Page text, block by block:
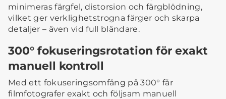
minimeras färgfel, distorsion och färgblödning,
vilket ger verklighetstrogna färger och skarpa
detaljer – även vid full bländare.
300° fokuseringsrotation för exakt
manuell kontroll
Med ett fokuseringsomfång på 300° får
filmfotografer exakt och följsam manuell